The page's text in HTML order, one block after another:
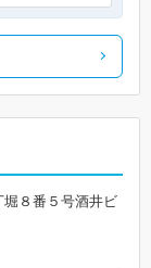
８番５号酒井ビ